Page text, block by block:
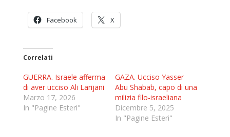
Facebook X
Correlati
GUERRA. Israele afferma
di aver ucciso Ali Larijani
Marzo 17, 2026
In "Pagine Esteri"
GAZA. Ucciso Yasser
Abu Shabab, capo di una
milizia filo-israeliana
Dicembre 5, 2025
In "Pagine Esteri"